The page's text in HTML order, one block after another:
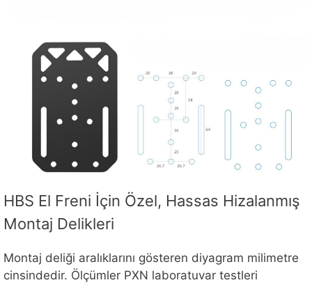
HBS El Freni İçin Özel, Hassas Hizalanmış
Montaj Delikleri
Montaj deliği aralıklarını gösteren diyagram milimetre
cinsindedir. Ölçümler PXN laboratuvar testleri